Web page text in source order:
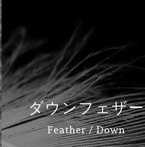
ダウンフェザー
Feather / Down